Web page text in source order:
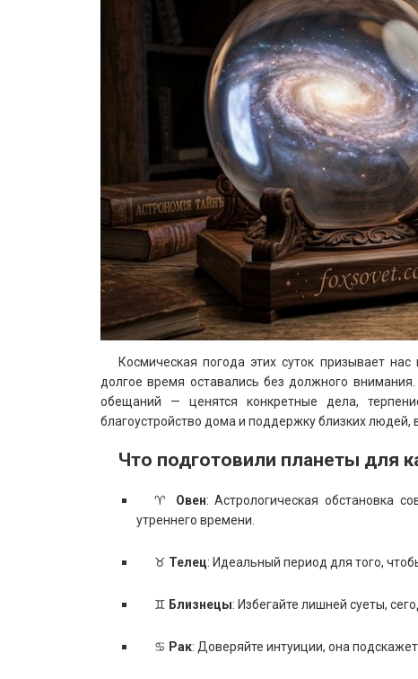
Космическая погода этих суток призывает
долгое время оставались без должного
обещаний — ценятся конкретные дела,
благоустройство дома и поддержку близких
Что подготовили планеты для
♈ Овен: Астрологическая обстановка
утреннего времени.
♉ Телец: Идеальный период для того,
♊ Близнецы: Избегайте лишней суеты,
♋ Рак: Доверяйте интуиции, она